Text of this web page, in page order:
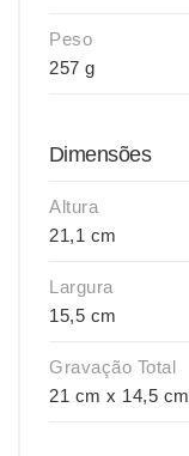
Peso
257 g
Dimensões
Altura
21,1 cm
Largura
15,5 cm
Gravação Total
21 cm x 14,5 cm